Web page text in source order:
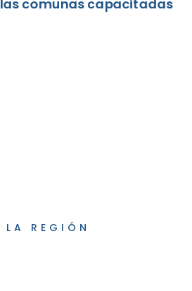
comunas capacitadas
REGIÓN